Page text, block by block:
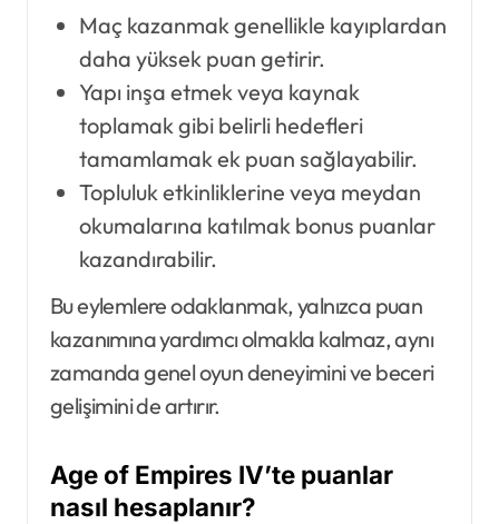
Maç kazanmak genellikle kayıplardan
daha yüksek puan getirir.
Yapı inşa etmek veya kaynak
toplamak gibi belirli hedefleri
tamamlamak ek puan sağlayabilir.
Topluluk etkinliklerine veya meydan
okumalarına katılmak bonus puanlar
kazandırabilir.
Bu eylemlere odaklanmak, yalnızca puan
kazanımına yardımcı olmakla kalmaz, aynı
zamanda genel oyun deneyimini ve beceri
gelişimini de artırır.
Age of Empires IV’te puanlar
nasıl hesaplanır?